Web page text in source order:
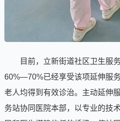
目前，立新街道社区卫生服
60%—70%已经享受该项延伸服
老人均得到有效诊治。主动延伸
务站协同医院本部，以专业的技